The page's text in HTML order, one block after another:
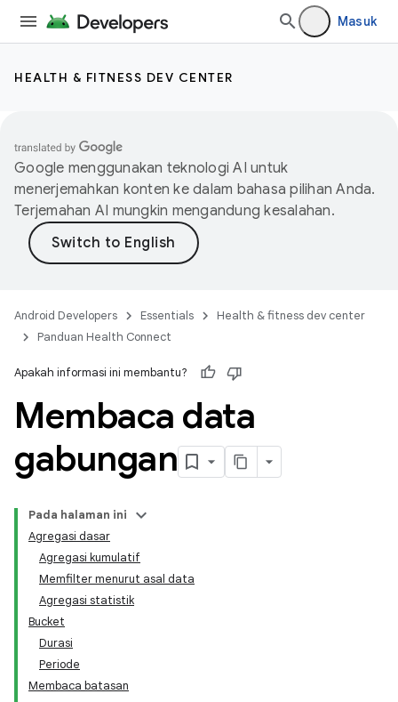
Masuk
HEALTH & FITNESS DEV CENTER
Google menggunakan teknologi AI untuk
menerjemahkan konten ke dalam bahasa pilihan Anda.
Terjemahan AI mungkin mengandung kesalahan.
Android Developers Essentials
Health & fitness dev center
Panduan Health Connect
Apakah informasi ini membantu?
Membaca data
gabungan
Pada halaman ini
Agregasi dasar
Agregasi kumulatif
Memfilter menurut asal data
Agregasi statistik
Bucket
Durasi
Periode
Membaca batasan